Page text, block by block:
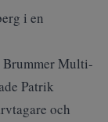
i en
Multi-
Patrik
och